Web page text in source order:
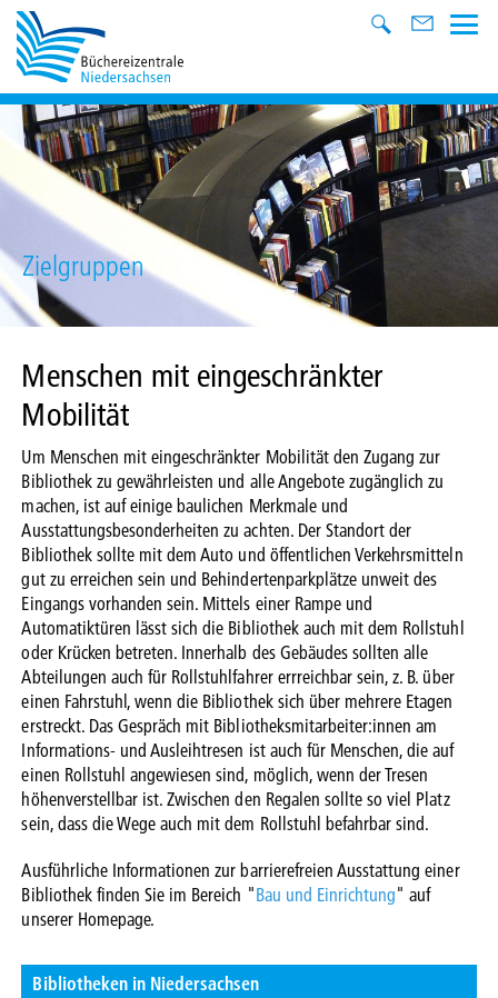
Zielgruppen
Menschen mit eingeschränkter
Mobilität
Um Menschen mit eingeschränkter Mobilität den Zugang zur
Bibliothek zu gewährleisten und alle Angebote zugänglich zu
machen, ist auf einige baulichen Merkmale und
Ausstattungsbesonderheiten zu achten. Der Standort der
Bibliothek sollte mit dem Auto und öffentlichen Verkehrsmitteln
gut zu erreichen sein und Behindertenparkplätze unweit des
Eingangs vorhanden sein. Mittels einer Rampe und
Automatiktüren lässt sich die Bibliothek auch mit dem Rollstuhl
oder Krücken betreten. Innerhalb des Gebäudes sollten alle
Abteilungen auch für Rollstuhlfahrer errreichbar sein, z. B. über
einen Fahrstuhl, wenn die Bibliothek sich über mehrere Etagen
erstreckt. Das Gespräch mit Bibliotheksmitarbeiter:innen am
Informations- und Ausleihtresen ist auch für Menschen, die auf
einen Rollstuhl angewiesen sind, möglich, wenn der Tresen
höhenverstellbar ist. Zwischen den Regalen sollte so viel Platz
sein, dass die Wege auch mit dem Rollstuhl befahrbar sind.
Ausführliche Informationen zur barrierefreien Ausstattung einer
Bibliothek finden Sie im Bereich "Bau und Einrichtung" auf
unserer Homepage.
Bibliotheken in Niedersachsen